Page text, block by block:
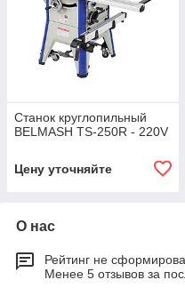
Станок круглопильный
BELMASH TS-250R - 220V
Цену уточняйте
О нас
Рейтинг не
Менее 5 отзывов за